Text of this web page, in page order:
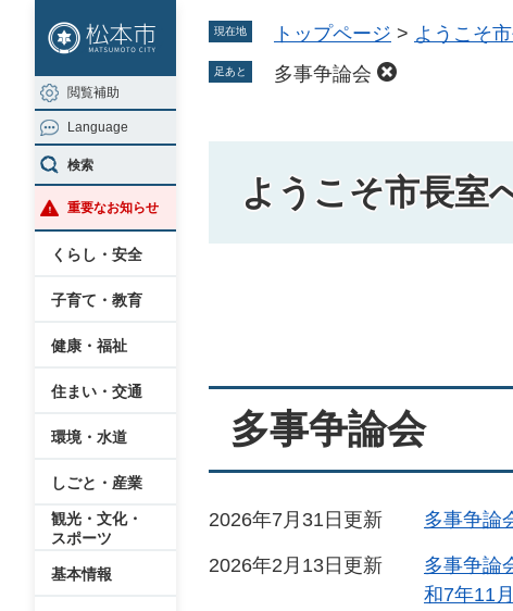
ジ
の
先
頭
で
す
ュ
ー
を
飛
ば
し
閲覧補助
Language
検索
重要なお知らせ
くらし・安全
子育て・教育
健康・福祉
住まい・交通
環境・水道
しごと・産業
観光・文化・
スポーツ
基本情報
現在地 トップページ > ようこそ
足あと 多事争論会
ようこそ市長室
多事争論会
2026年7月31日更新 多事争論
2026年2月13日更新
多事争論
和7年11